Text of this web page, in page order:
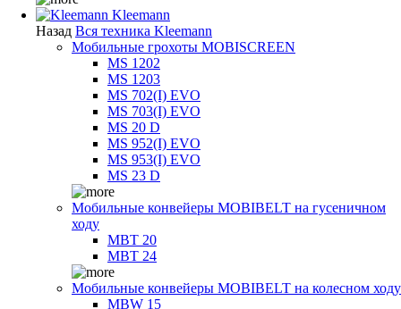
Kleemann
Назад Вся техника Kleemann
Мобильные грохоты MOBISCREEN
MS 1202
MS 1203
MS 702(I) EVO
MS 703(I) EVO
MS 20 D
MS 952(I) EVO
MS 953(I) EVO
MS 23 D
Мобильные конвейеры MOBIBELT на гусеничном
ходу
MBT 20
MBT 24
Мобильные конвейеры MOBIBELT на колесном ходу
MBW 15